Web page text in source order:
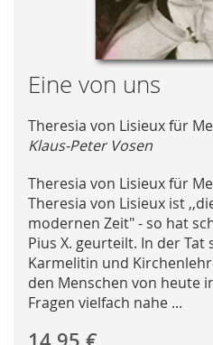
Skip
to
the
beginning
of
the
images
gallery
Eine von uns
Theresia von Lisieux für
Klaus-Peter Vosen
Theresia von Lisieux für
Theresia von Lisieux ist
modernen Zeit" - so hat
Pius X. geurteilt. In der Tat
Karmelitin und
den Menschen von heute
Fragen vielfach nahe ...